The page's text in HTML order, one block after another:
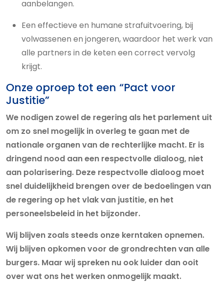
aanbelangen.
Een effectieve en humane strafuitvoering, bij
volwassenen en jongeren, waardoor het werk van
alle partners in de keten een correct vervolg
krijgt.
Onze oproep tot een “Pact voor
Justitie”
We nodigen zowel de regering als het parlement uit
om zo snel mogelijk in overleg te gaan met de
nationale organen van de rechterlijke macht. Er is
dringend nood aan een respectvolle dialoog, niet
aan polarisering. Deze respectvolle dialoog moet
snel duidelijkheid brengen over de bedoelingen van
de regering op het vlak van justitie, en het
personeelsbeleid in het bijzonder.
Wij blijven zoals steeds onze kerntaken opnemen.
Wij blijven opkomen voor de grondrechten van alle
burgers. Maar wij spreken nu ook luider dan ooit
over wat ons het werken onmogelijk maakt.